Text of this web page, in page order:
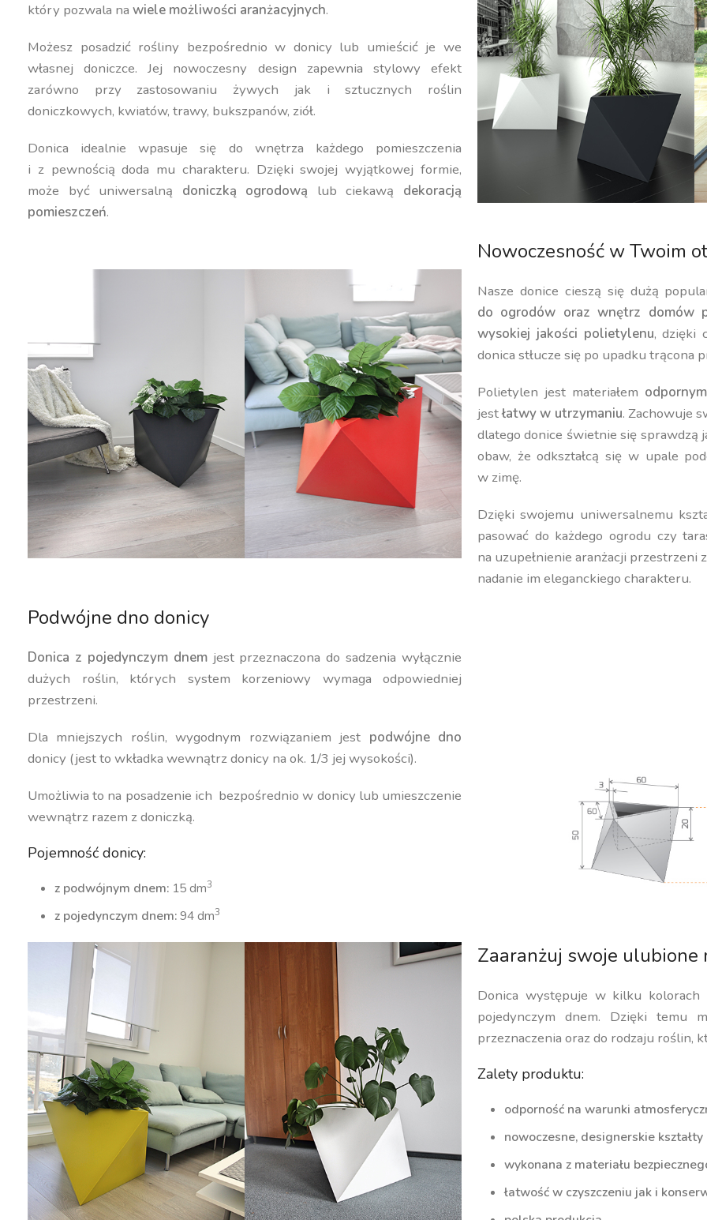
który pozwala nawiele możliwości aranżacyjnych.
Możesz posadzić rośliny bezpośrednio w donicy lub umieścić je we
własnej doniczce. Jej nowoczesny design zapewnia stylowy efekt
zarówno przy zastosowaniu żywych jak i sztucznych roślin
doniczkowych, kwiatów, trawy, bukszpanów, ziół.
Donica idealnie wpasuje się do wnętrza każdego pomieszczenia
i z pewnością doda mu charakteru. Dzięki swojej wyjątkowej formie,
może być uniwersalną doniczką ogrodową lub ciekawą dekoracją
pomieszczeń.
Nowoczesność w Twoim
Nasze donice cieszą się dużą
do ogrodów oraz wnętrz domów
wysokiej jakości polietylenu, dzięki
donica stłucze się po upadku trącona
Polietylen jest materiałem
jestłatwy w utrzymaniu. Zachowuje
dlatego donice świetnie się sprawdzą
obaw, że odkształcą się w upale
w zimę.
Dzięki swojemu uniwersalnemu
pasować do każdego ogrodu czy
na uzupełnienie aranżacji
nadanie im eleganckiego charakteru.
Podwójne dno donicy
Donica z pojedynczym dnemjest przeznaczona do sadzenia wyłącznie
dużych roślin, których system korzeniowy wymaga odpowiedniej
przestrzeni.
Dla mniejszych roślin, wygodnym rozwiązaniem jest podwójne dno
donicy (jest to wkładka wewnątrz donicy na ok. 1/3 jej wysokości).
Umożliwia to na posadzenie ich bezpośrednio w donicy lub umieszczenie
wewnątrz razem z doniczką.
Pojemność donicy:
z podwójnym dnem: 15 dm3
z pojedynczym dnem:94 dm3
Zaaranżuj swoje ulubione
Donica występuje w kilku
pojedynczym dnem. Dzięki temu
przeznaczenia oraz do rodzaju roślin,
Zalety produktu:
odporność na warunki
nowoczesne, designerskie kształty
wykonana z materiału
łatwość w czyszczeniu jak i